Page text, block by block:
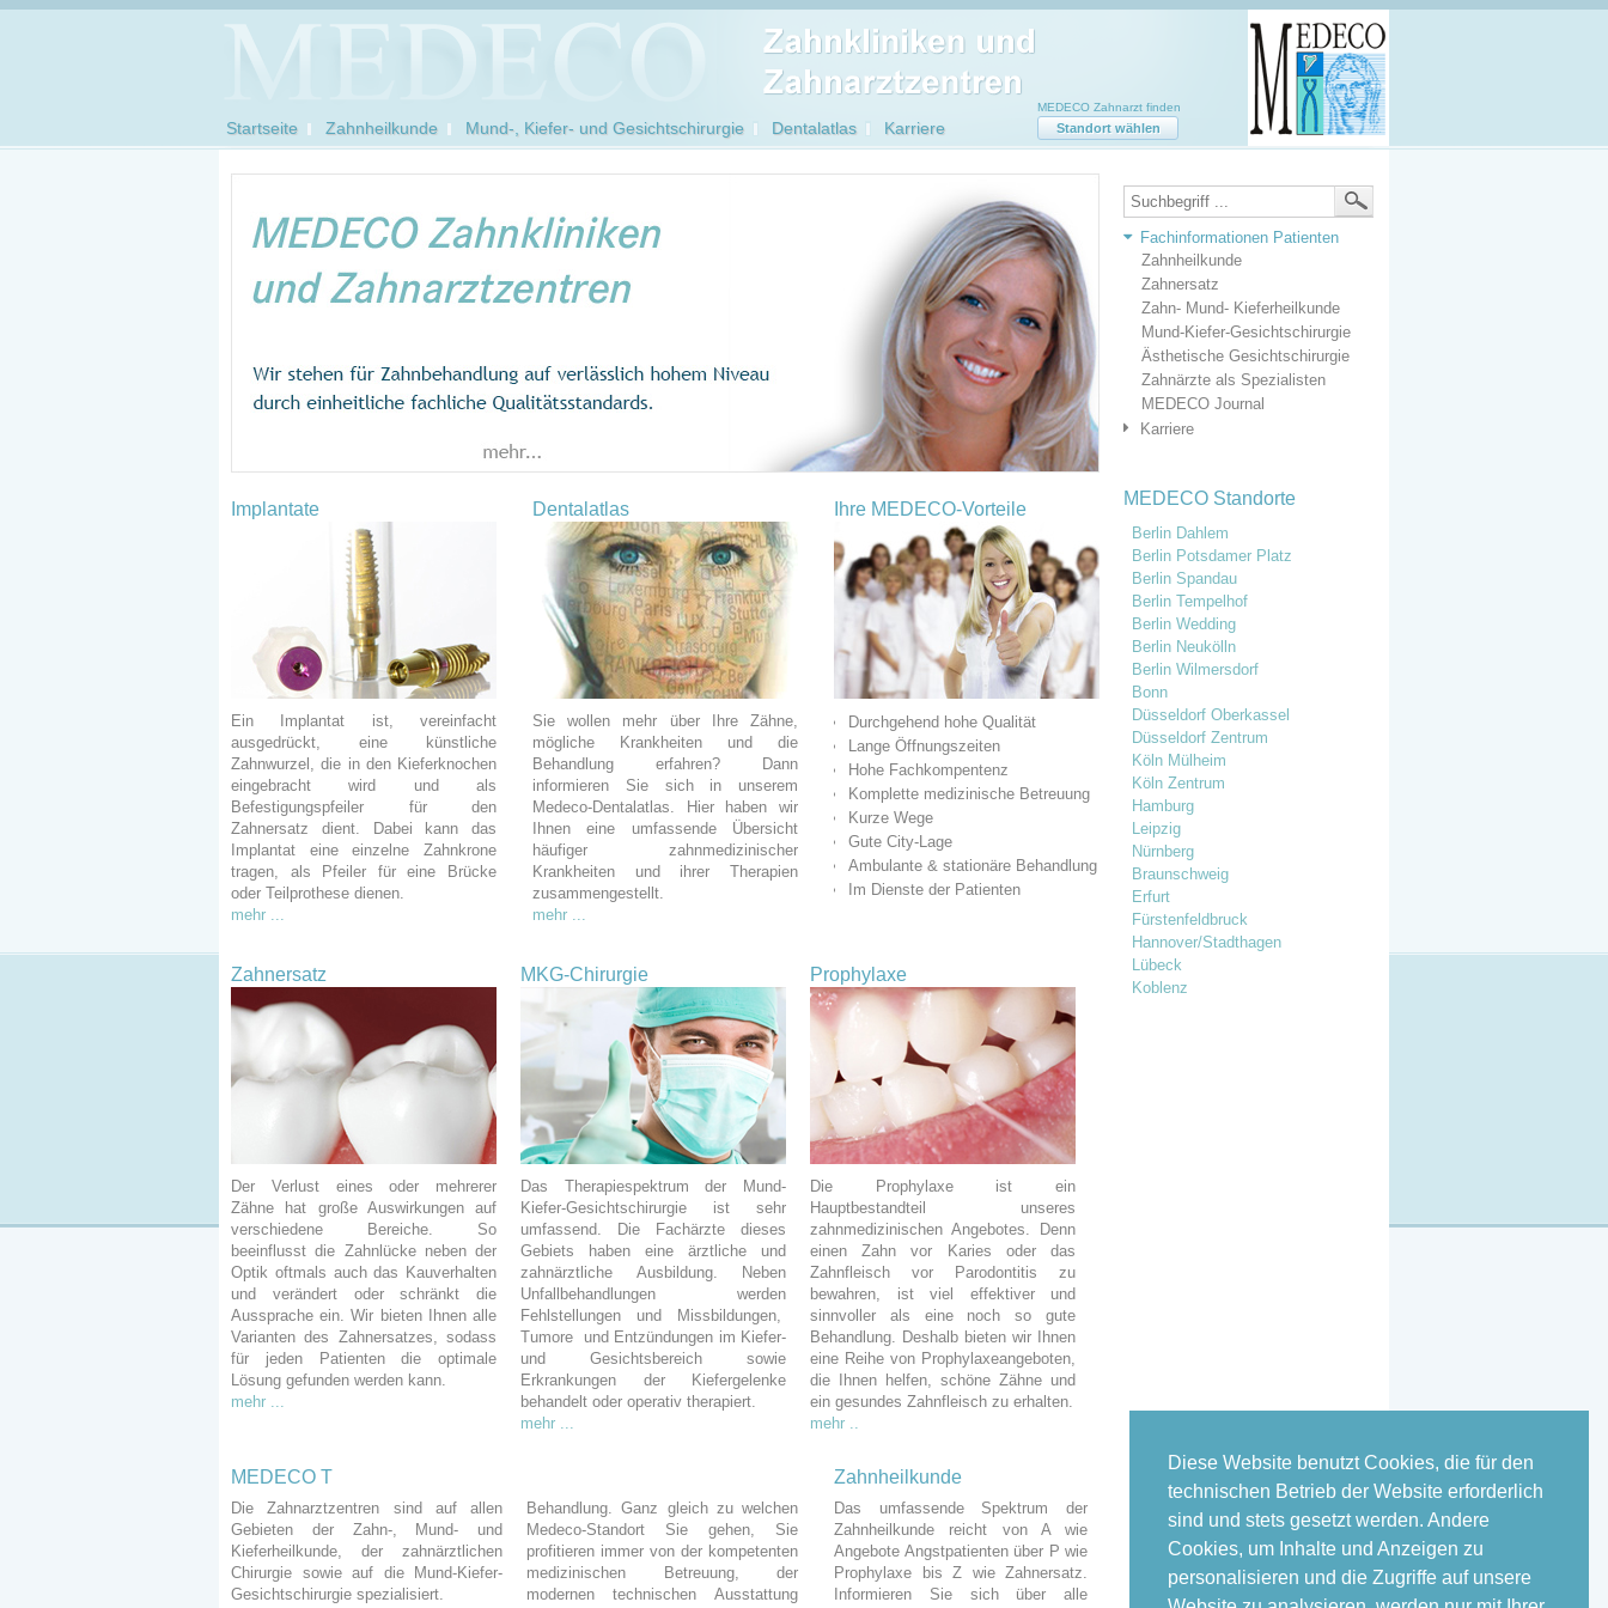
Diese Website benutzt Cookies, die für den
technischen Betrieb der Website erforderlich
sind und stets gesetzt werden. Andere
Cookies, um Inhalte und Anzeigen zu
personalisieren und die Zugriffe auf unsere
Startseite Zahnheilkunde Mund-, Kiefer- und Gesichtschirurgie Dentalatlas Karriere
MEDECO Zahnarzt finden
Standort wählen
Fachinformationen Patienten
Zahnheilkunde
Zahnersatz
Zahn- Mund- Kieferheilkunde
Mund-Kiefer-Gesichtschirurgie
Ästhetische Gesichtschirurgie
Zahnärzte als Spezialisten
MEDECO Journal
Karriere
Implantate
Ein Implantat ist, vereinfacht
ausgedrückt, eine künstliche
Zahnwurzel, die in den Kieferknochen
eingebracht wird und als
Befestigungspfeiler für den
Zahnersatz dient. Dabei kann das
Implantat eine einzelne Zahnkrone
tragen, als Pfeiler für eine Brücke
oder Teilprothese dienen.
mehr ...
Dentalatlas
Sie wollen mehr über Ihre Zähne,
mögliche Krankheiten und die
Behandlung erfahren? Dann
informieren Sie sich in unserem
Medeco-Dentalatlas. Hier haben wir
Ihnen eine umfassende Übersicht
häufiger zahnmedizinischer
Krankheiten und ihrer Therapien
zusammengestellt.
mehr ...
Ihre MEDECO-Vorteile
Durchgehend hohe Qualität
Lange Öffnungszeiten
Hohe Fachkompentenz
Komplette medizinische Betreuung
Kurze Wege
Gute City-Lage
Ambulante & stationäre Behandlung
Im Dienste der Patienten
Zahnersatz
Der Verlust eines oder mehrerer
Zähne hat große Auswirkungen auf
verschiedene Bereiche. So
beeinflusst die Zahnlücke neben der
Optik oftmals auch das Kauverhalten
und verändert oder schränkt die
Aussprache ein. Wir bieten Ihnen alle
Varianten des Zahnersatzes, sodass
für jeden Patienten die optimale
Lösung gefunden werden kann.
mehr ...
MKG-Chirurgie
Das Therapiespektrum der Mund-
Kiefer-Gesichtschirurgie ist sehr
umfassend. Die Fachärzte dieses
Gebiets haben eine ärztliche und
zahnärztliche Ausbildung. Neben
Unfallbehandlungen werden
Fehlstellungen und Missbildungen,
Tumore und Entzündungen im Kiefer-
und Gesichtsbereich sowie
Erkrankungen der Kiefergelenke
behandelt oder operativ therapiert.
mehr ...
Prophylaxe
Die Prophylaxe ist ein
Hauptbestandteil unseres
zahnmedizinischen Angebotes. Denn
einen Zahn vor Karies oder das
Zahnfleisch vor Parodontitis zu
bewahren, ist viel effektiver und
sinnvoller als eine noch so gute
Behandlung. Deshalb bieten wir Ihnen
eine Reihe von Prophylaxeangeboten,
die Ihnen helfen, schöne Zähne und
ein gesundes Zahnfleisch zu erhalten.
mehr ..
MEDECO T
Die Zahnarztzentren sind auf allen
Gebieten der Zahn-, Mund- und
Kieferheilkunde, der zahnärztlichen
Chirurgie sowie auf die Mund-Kiefer-
Gesichtschirurgie spezialisiert.
Behandlung. Ganz gleich zu welchen
Medeco-Standort Sie gehen, Sie
profitieren immer von der kompetenten
medizinischen Betreuung, der
modernen technischen Ausstattung
Zahnheilkunde
Das umfassende Spektrum der
Zahnheilkunde reicht von A wie
Angebote Angstpatienten über P wie
Prophylaxe bis Z wie Zahnersatz.
Informieren Sie sich über alle
MEDECO Standorte
Berlin Dahlem
Berlin Potsdamer Platz
Berlin Spandau
Berlin Tempelhof
Berlin Wedding
Berlin Neukölln
Berlin Wilmersdorf
Bonn
Düsseldorf Oberkassel
Düsseldorf Zentrum
Köln Mülheim
Köln Zentrum
Hamburg
Leipzig
Nürnberg
Braunschweig
Erfurt
Fürstenfeldbruck
Hannover/Stadthagen
Lübeck
Koblenz